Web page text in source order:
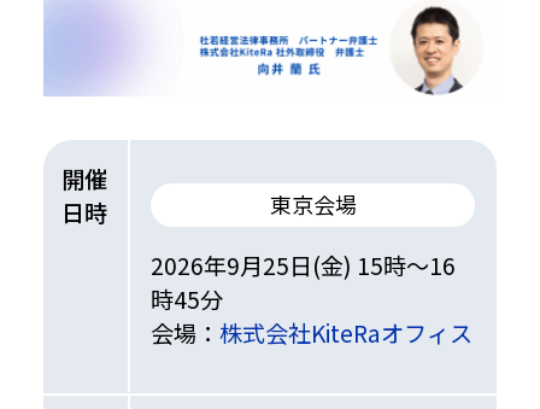
開催
日時
東京会場
2026年9月25日(金) 15時～16
時45分
会場：株式会社KiteRaオフィス